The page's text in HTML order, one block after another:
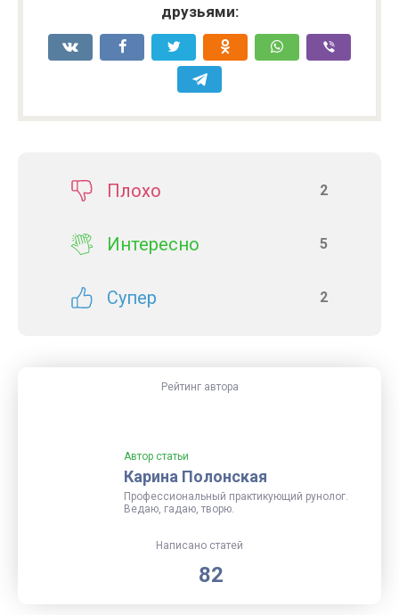
друзьями:
Плохо 2
Интересно 5
Супер 2
Рейтинг автора
Автор статьи
Карина Полонская
Профессиональный практикующий рунолог.
Ведаю, гадаю, творю.
Написано статей
82